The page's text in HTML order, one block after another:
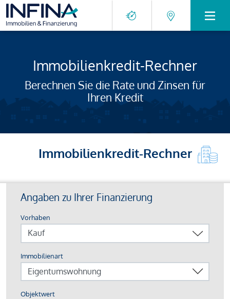
Immobilienkredit-Rechner
Berechnen Sie die Rate und Zinsen für
Ihren Kredit
Immobilienkredit-Rechner